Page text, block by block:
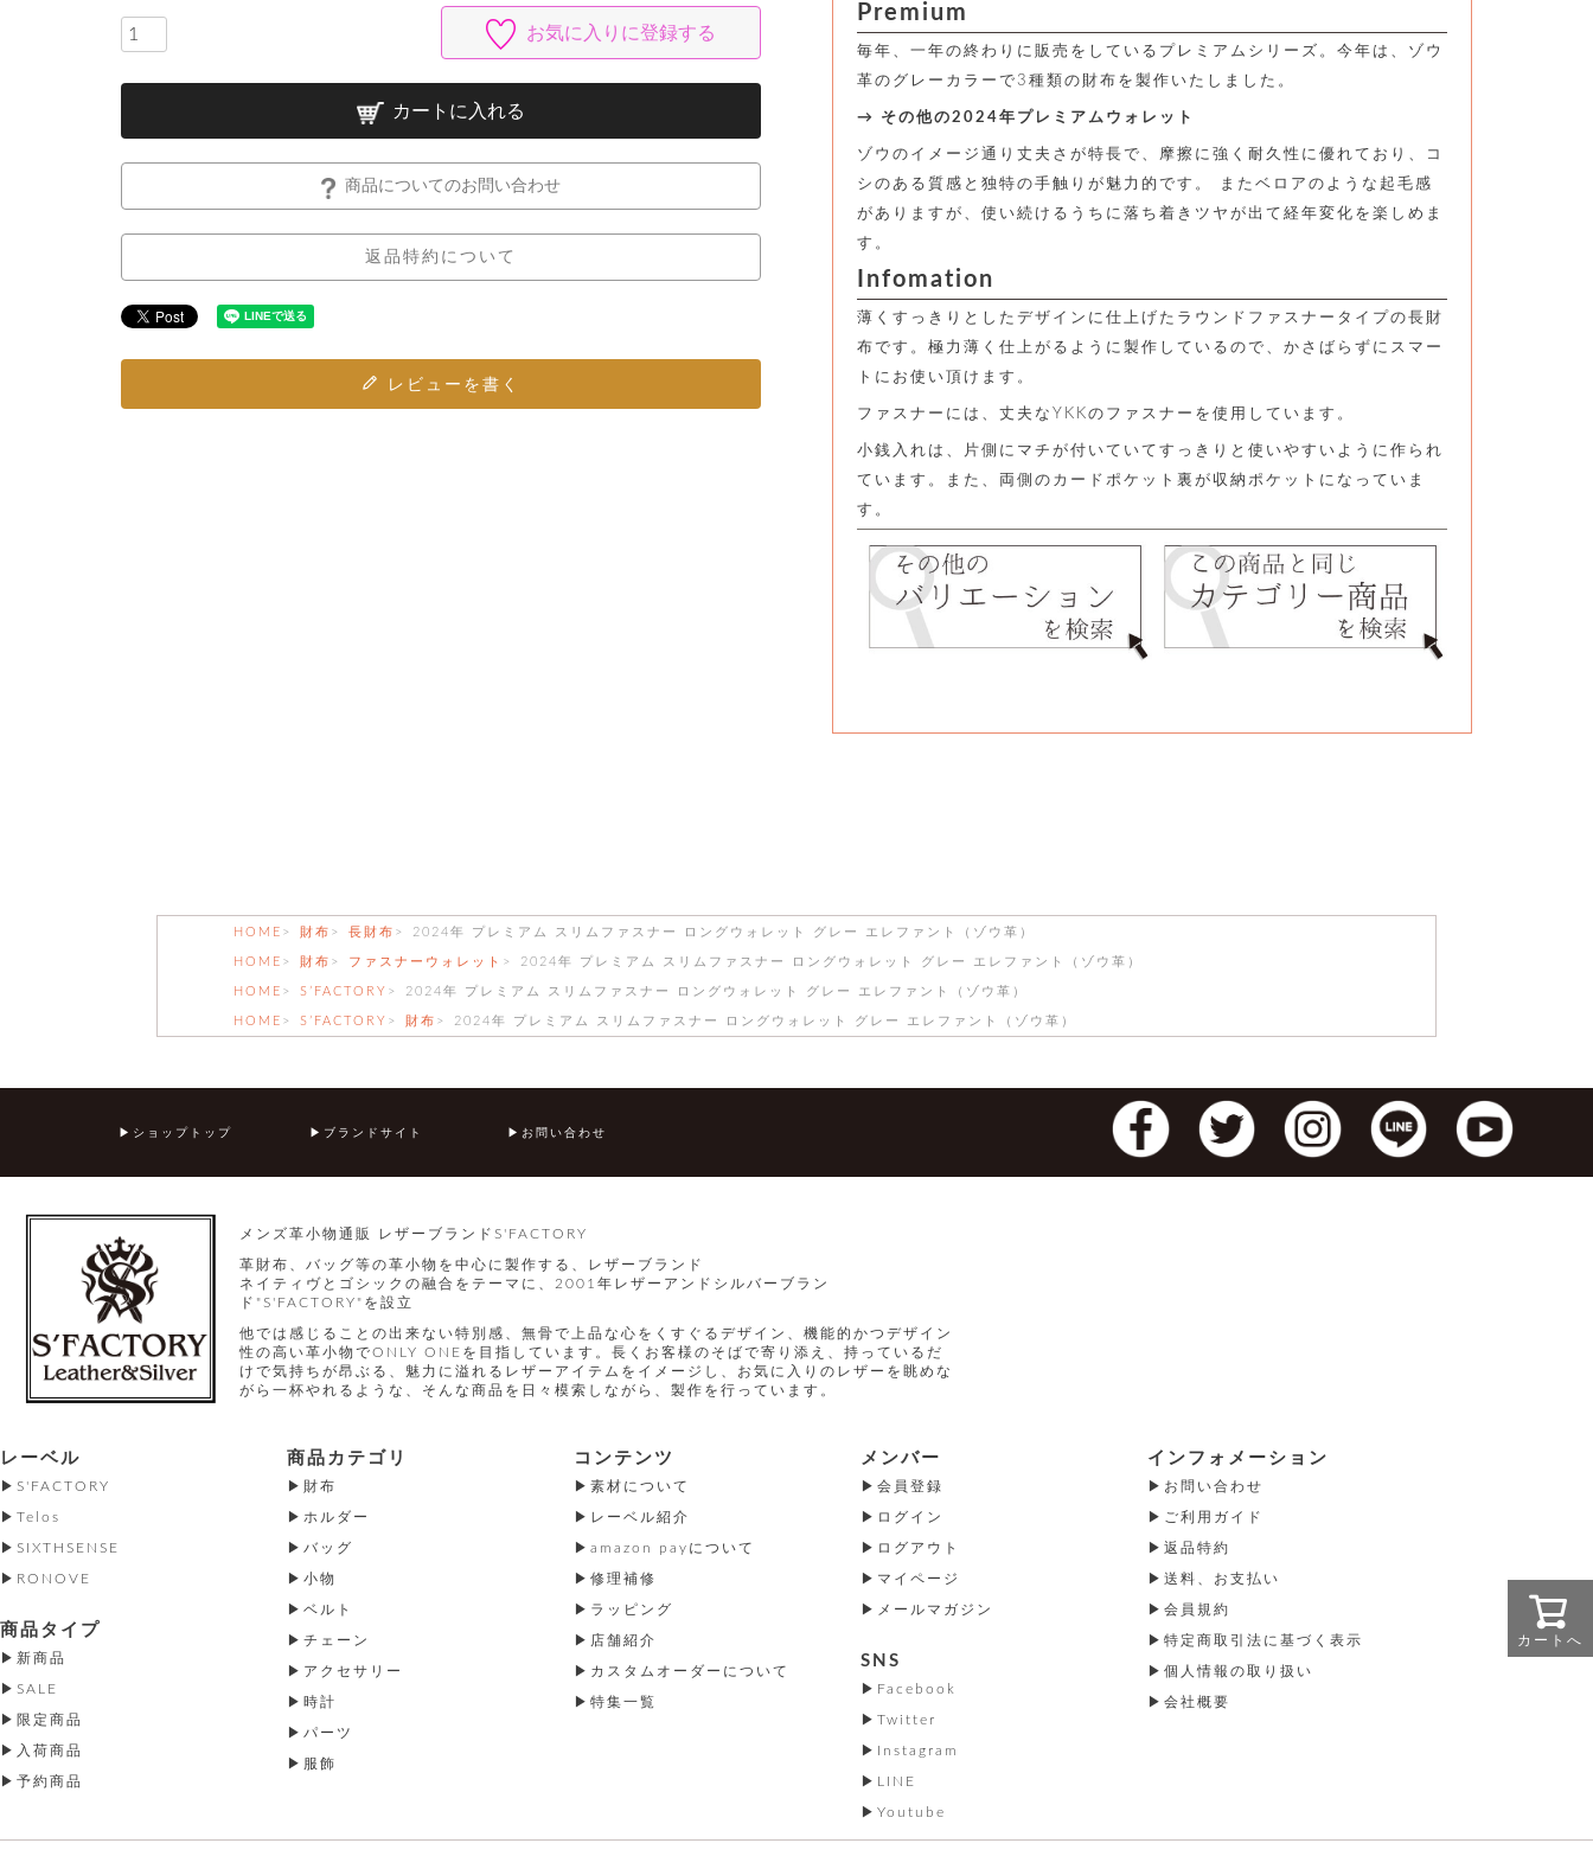
お気に入りに登録する
カートに入れる
商品についてのお問い合わせ
返品特約について
レビューを書く
Premium
毎年、一年の終わりに販売をしているプレミアムシリーズ。今年は、ゾウ
革のグレーカラーで3種類の財布を製作いたしました。
→ その他の2024年プレミアムウォレット
ゾウのイメージ通り丈夫さが特長で、摩擦に強く耐久性に優れており、コ
シのある質感と独特の手触りが魅力的です。 またベロアのような起毛感
がありますが、使い続けるうちに落ち着きツヤが出て経年変化を楽しめま
す。
Infomation
薄くすっきりとしたデザインに仕上げたラウンドファスナータイプの長財
布です。極力薄く仕上がるように製作しているので、かさばらずにスマー
トにお使い頂けます。
ファスナーには、丈夫なYKKのファスナーを使用しています。
小銭入れは、片側にマチが付いていてすっきりと使いやすいように作られ
ています。また、両側のカードポケット裏が収納ポケットになっていま
す。
HOME 財布 長財布 2024年 プレミアム スリムファスナー ロングウォレット グレー エレファント（ゾウ革）
HOME 財布 ファスナーウォレット 2024年 プレミアム スリムファスナー ロングウォレット グレー エレファント（ゾウ革）
HOME S’FACTORY 2024年 プレミアム スリムファスナー ロングウォレット グレー エレファント（ゾウ革）
HOME S’FACTORY 財布 2024年 プレミアム スリムファスナー ロングウォレット グレー エレファント（ゾウ革）
カートへ
ショップトップ ブランドサイト お問い合わせ
メンズ革小物通販 レザーブランドS'FACTORY
革財布、バッグ等の革小物を中心に製作する、レザーブランド
ネイティヴとゴシックの融合をテーマに、2001年レザーアンドシルバーブラン
ド"S'FACTORY"を設立
他では感じることの出来ない特別感、無骨で上品な心をくすぐるデザイン、機能的かつデザイン
性の高い革小物でONLY ONEを目指しています。長くお客様のそばで寄り添え、持っているだ
けで気持ちが昂ぶる、魅力に溢れるレザーアイテムをイメージし、お気に入りのレザーを眺めな
がら一杯やれるような、そんな商品を日々模索しながら、製作を行っています。
レーベル
S'FACTORY
Telos
SIXTHSENSE
RONOVE
商品タイプ
新商品
SALE
限定商品
入荷商品
予約商品
商品カテゴリ
財布
ホルダー
バッグ
小物
ベルト
チェーン
アクセサリー
時計
パーツ
服飾
コンテンツ
素材について
レーベル紹介
amazon payについて
修理補修
ラッピング
店舗紹介
カスタムオーダーについて
特集一覧
メンバー
会員登録
ログイン
ログアウト
マイページ
メールマガジン
SNS
Facebook
Twitter
Instagram
LINE
Youtube
インフォメーション
お問い合わせ
ご利用ガイド
返品特約
送料、お支払い
会員規約
特定商取引法に基づく表示
個人情報の取り扱い
会社概要